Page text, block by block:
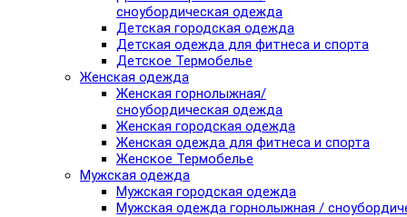
сноубордическая одежда
Детская городская одежда
Детская одежда для фитнеса и спорта
Детское Термобелье
Женская одежда
Женская горнолыжная/
сноубордическая одежда
Женская городская одежда
Женская одежда для фитнеса и спорта
Женское Термобелье
Мужская одежда
Мужская городская одежда
Мужская одежда горнолыжная /